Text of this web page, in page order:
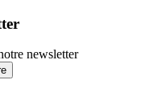
newsletter